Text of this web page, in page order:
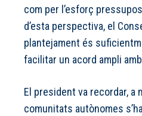
com per l’esforç
d’esta perspectiva, el
plantejament és
facilitar un acord ampli
El president va recordar, a
comunitats autònomes